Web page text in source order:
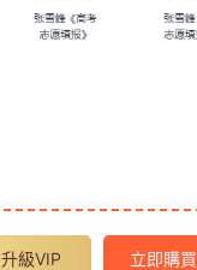
升級VIP 立即購買